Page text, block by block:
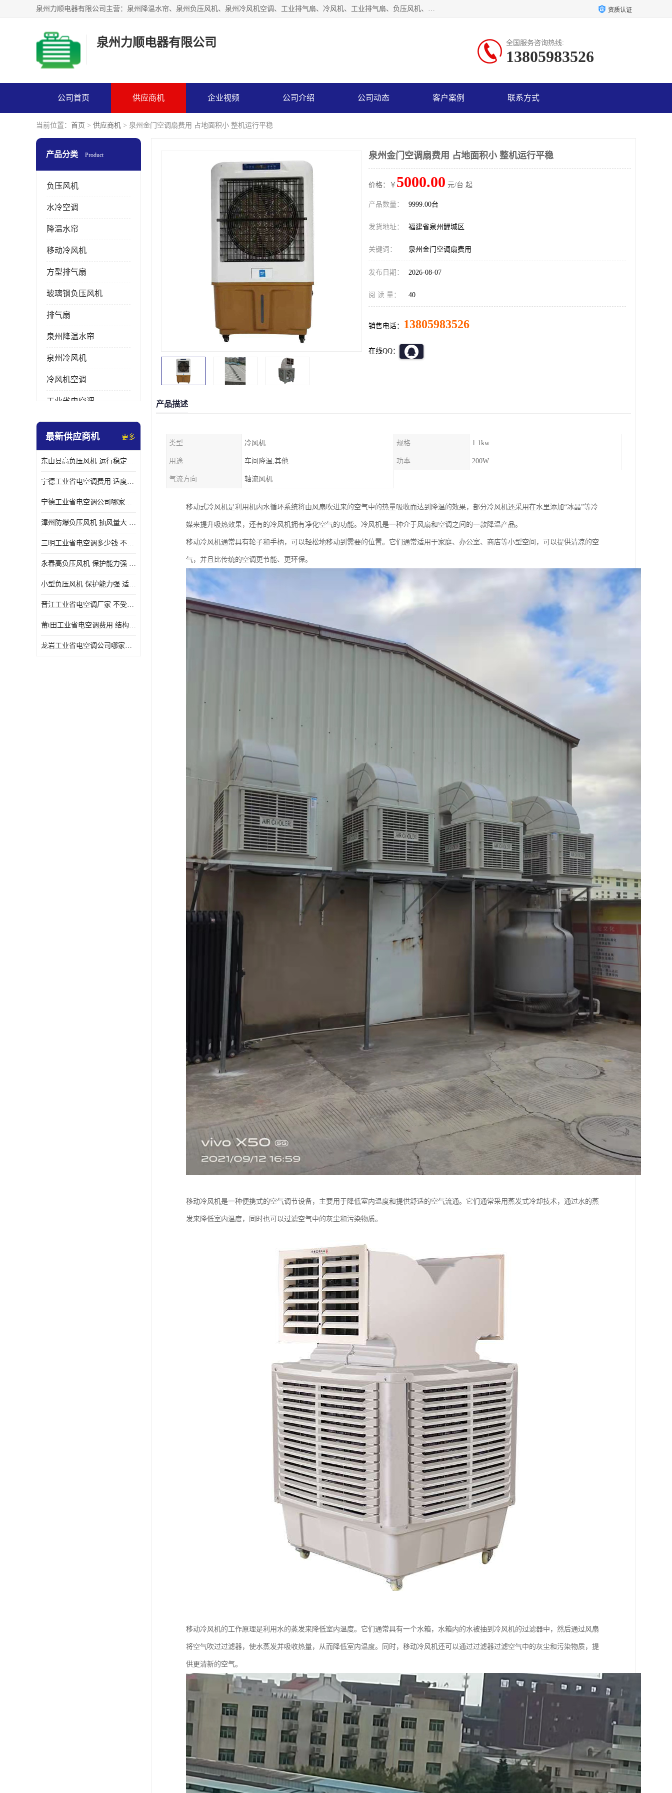
泉州力顺电器有限公司主营：泉州降温水帘、泉州负压风机、泉州冷风机空调、工业排气扇、冷风机、工业排气扇、负压风机、负压风机、水冷空调、降温水帘等产品。为用户解决了通风、降温、除味、除尘等难题，其环保、节能的理念与用户的实践检验结果相吻合，赢得了广大客户的信誉和青睐。 资质认证
泉州力顺电器有限公司 全国服务咨询热线:
13805983526
公司首页 供应商机 企业视频 公司介绍 公司动态 客户案例 联系方式
当前位置： 首页 > 供应商机 > 泉州金门空调扇费用 占地面积小 整机运行平稳
产品分类 Product
负压风机
水冷空调
降温水帘
移动冷风机
方型排气扇
玻璃钢负压风机
排气扇
泉州降温水帘
泉州冷风机
冷风机空调
工业省电空调
工业大吊扇
最新供应商机 更多
东山县高负压风机 运行稳定 耐高温 防腐蚀
宁德工业省电空调费用 适度较高 节省占用空间
宁德工业省电空调公司哪家好 适度较高 结构紧凑 美观
漳州防爆负压风机 抽风量大 通风降温效果好
三明工业省电空调多少钱 不受管长限制 保持空气湿润
永春高负压风机 保护能力强 体积大 风道大
小型负压风机 保护能力强 适用面积广
晋江工业省电空调厂家 不受管长限制 节省占用空间
莆t田工业省电空调费用 结构紧凑 美观 能耗低 噪音小
龙岩工业省电空调公司哪家好 适应性强 维护简单
泉州金门空调扇费用 占地面积小 整机运行平稳
价格：￥ 5000.00 元/台 起
产品数量： 9999.00台
发货地址： 福建省泉州鲤城区
关键词： 泉州金门空调扇费用
发布日期： 2026-08-07
阅 读 量： 40
销售电话： 13805983526
在线QQ：
产品描述
类型 冷风机 规格 1.1kw
用途 车间降温,其他 功率 200W
气流方向 轴流风机
移动式冷风机是利用机内水循环系统将由风扇吹进来的空气中的热量吸收而达到降温的效果，部分冷风机还采用在水里添加“冰晶”等冷
媒来提升吸热效果，还有的冷风机拥有净化空气的功能。冷风机是一种介于风扇和空调之间的一款降温产品。
移动冷风机通常具有轮子和手柄，可以轻松地移动到需要的位置。它们通常适用于家庭、办公室、商店等小型空间，可以提供清凉的空
气，并且比传统的空调更节能、更环保。
移动冷风机是一种便携式的空气调节设备，主要用于降低室内温度和提供舒适的空气流通。它们通常采用蒸发式冷却技术，通过水的蒸
发来降低室内温度，同时也可以过滤空气中的灰尘和污染物质。
移动冷风机的工作原理是利用水的蒸发来降低室内温度。它们通常具有一个水箱，水箱内的水被抽到冷风机的过滤器中，然后通过风扇
将空气吹过过滤器，使水蒸发并吸收热量，从而降低室内温度。同时，移动冷风机还可以通过过滤器过滤空气中的灰尘和污染物质，提
供更清新的空气。